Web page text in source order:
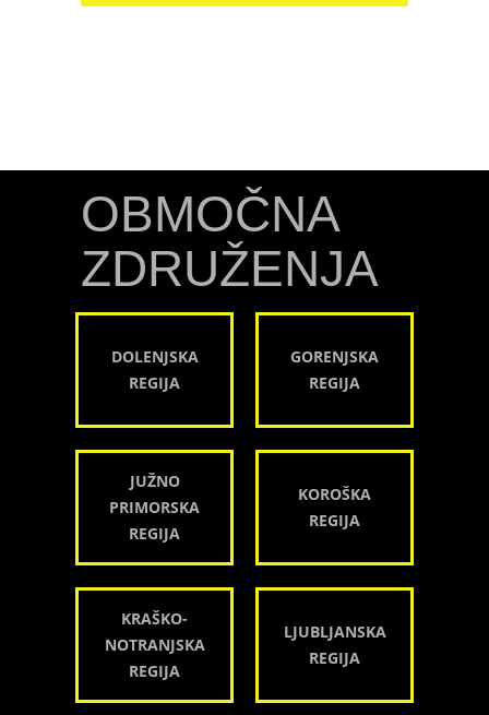
OBMOČNA
ZDRUŽENJA
DOLENJSKA
REGIJA
GORENJSKA
REGIJA
JUŽNO
PRIMORSKA
REGIJA
KOROŠKA
REGIJA
KRAŠKO-
NOTRANJSKA
REGIJA
LJUBLJANSKA
REGIJA